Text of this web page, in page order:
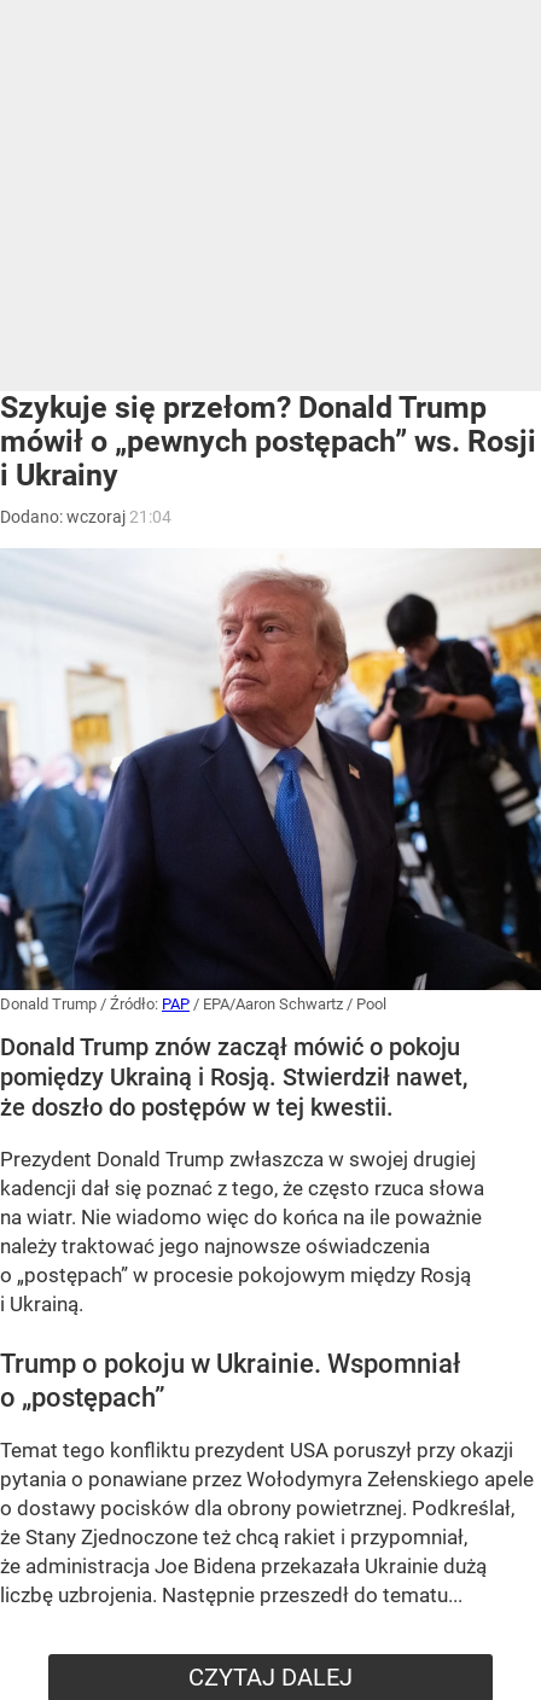
Szykuje się przełom? Donald Trump
mówił o „pewnych postępach” ws. Rosji
i Ukrainy
Dodano:wczoraj 21:04
Donald Trump / Źródło: PAP / EPA/Aaron Schwartz / Pool
Donald Trump znów zaczął mówić o pokoju
pomiędzy Ukrainą i Rosją. Stwierdził nawet,
że doszło do postępów w tej kwestii.
Prezydent Donald Trump zwłaszcza w swojej drugiej
kadencji dał się poznać z tego, że często rzuca słowa
na wiatr. Nie wiadomo więc do końca na ile poważnie
należy traktować jego najnowsze oświadczenia
o „postępach” w procesie pokojowym między Rosją
i Ukrainą.
Trump o pokoju w Ukrainie. Wspomniał
o „postępach”
Temat tego konfliktu prezydent USA poruszył przy okazji
pytania o ponawiane przez Wołodymyra Zełenskiego apele
o dostawy pocisków dla obrony powietrznej. Podkreślał,
że Stany Zjednoczone też chcą rakiet i przypomniał,
że administracja Joe Bidena przekazała Ukrainie dużą
liczbę uzbrojenia. Następnie przeszedł do tematu...
CZYTAJ DALEJ